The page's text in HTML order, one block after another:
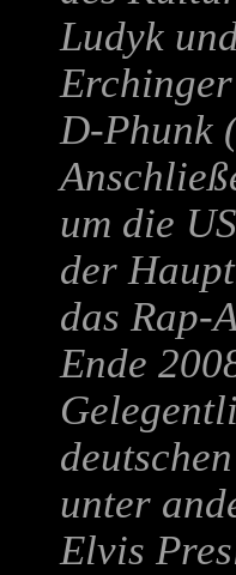
Ludyk
D-Phunk
um die
der
das Rap-
Ende
unter
Elvis